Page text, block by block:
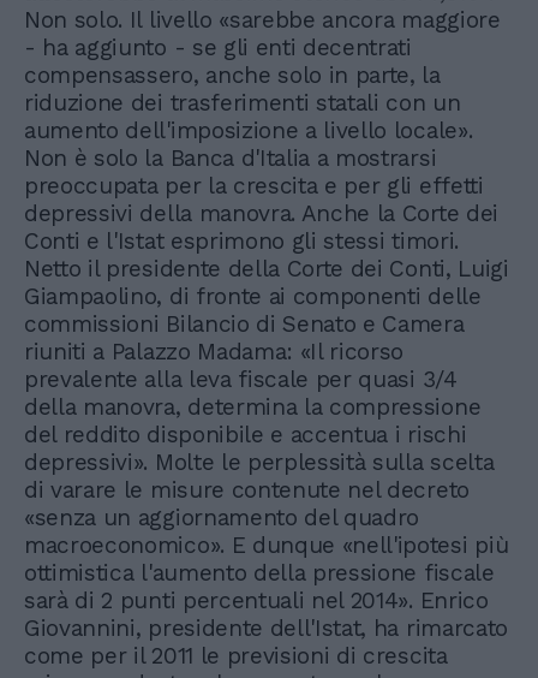
Non solo. Il livello «sarebbe ancora maggiore
- ha aggiunto - se gli enti decentrati
compensassero, anche solo in parte, la
riduzione dei trasferimenti statali con un
aumento dell'imposizione a livello locale».
Non è solo la Banca d'Italia a mostrarsi
preoccupata per la crescita e per gli effetti
depressivi della manovra. Anche la Corte dei
Conti e l'Istat esprimono gli stessi timori.
Netto il presidente della Corte dei Conti, Luigi
Giampaolino, di fronte ai componenti delle
commissioni Bilancio di Senato e Camera
riuniti a Palazzo Madama: «Il ricorso
prevalente alla leva fiscale per quasi 3/4
della manovra, determina la compressione
del reddito disponibile e accentua i rischi
depressivi». Molte le perplessità sulla scelta
di varare le misure contenute nel decreto
«senza un aggiornamento del quadro
macroeconomico». E dunque «nell'ipotesi più
ottimistica l'aumento della pressione fiscale
sarà di 2 punti percentuali nel 2014». Enrico
Giovannini, presidente dell'Istat, ha rimarcato
come per il 2011 le previsioni di crescita